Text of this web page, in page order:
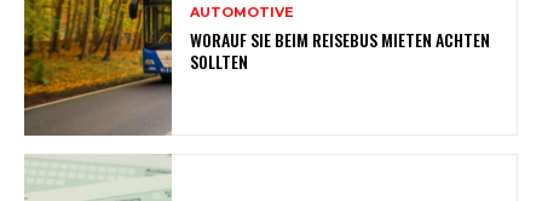
AUTOMOTIVE
WORAUF SIE BEIM REISEBUS MIETEN ACHTEN
SOLLTEN